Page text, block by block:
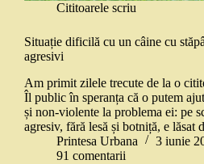
Cititoarele scriu
Situație dificilă cu un câine cu
agresivi
Am primit zilele trecute de la o
Îl public în speranța că o putem
și non-violente la problema ei: pe
agresiv, fără lesă și botniță, e
Printesa Urbana
3 iunie
91 comentarii